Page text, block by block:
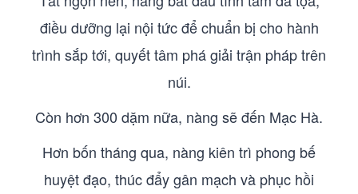
điều dưỡng lại nội tức để chuẩn bị cho hành
trình sắp tới, quyết tâm phá giải trận pháp trên
núi.
Còn hơn 300 dặm nữa, nàng sẽ đến Mạc Hà.
Hơn bốn tháng qua, nàng kiên trì phong bế
huyệt đạo, thúc đẩy gân mạch và phục hồi